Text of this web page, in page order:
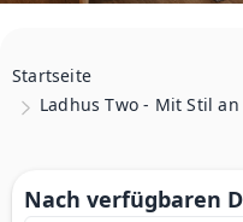
Startseite
Ladhus Two - Mit Stil
Nach verfügbaren